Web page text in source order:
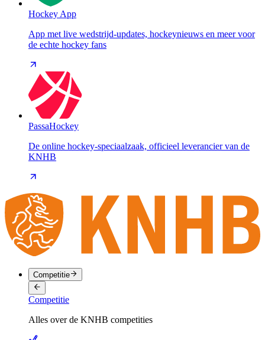
Hockey App
App met live wedstrijd-updates, hockeynieuws en meer voor
de echte hockey fans
PassaHockey
De online hockey-speciaalzaak, officieel leverancier van de
KNHB
Competitie
Competitie
Alles over de KNHB competities